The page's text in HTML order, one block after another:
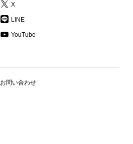
X
LINE
YouTube
お問い合わせ